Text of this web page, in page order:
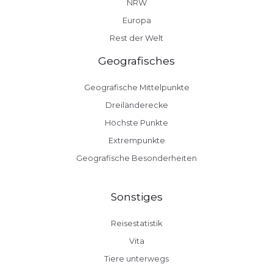
NRW
Europa
Rest der Welt
Geografisches
Geografische Mittelpunkte
Dreiländerecke
Höchste Punkte
Extrempunkte
Geografische Besonderheiten
Sonstiges
Reisestatistik
Vita
Tiere unterwegs